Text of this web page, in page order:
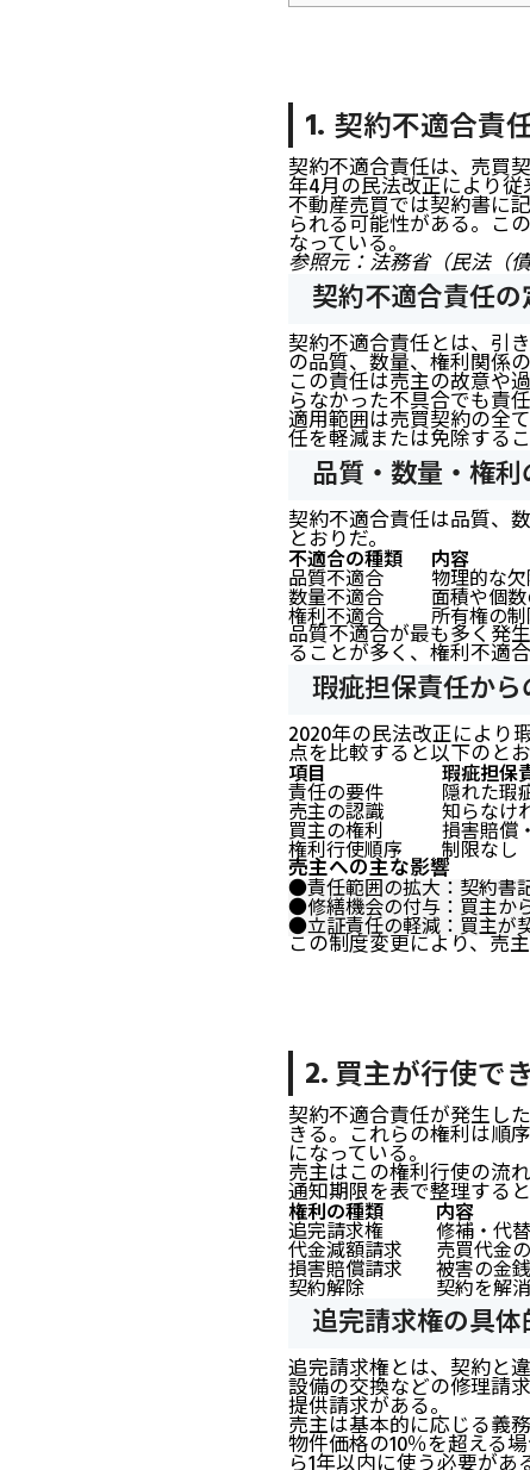
契約不適合責
契約不適合責任は、売買
年4月の民法改正により
不動産売買では契約書に
られる可能性がある。こ
なっている。
参照元： 法務省（民法（
契約不適合責任
契約不適合責任とは、引
の品質、数量、権利関係
この責任は売主の故意や
らなかった不具合でも責
適用範囲は売買契約の全
任を軽減または免除する
品質・数量・権
契約不適合責任は品質、
とおりだ。
不適合の種類 内容
品質不適合 物理的な
数量不適合 面積や個
権利不適合 所有権の
品質不適合が最も多く発
ることが多く、権利不適
瑕疵担保責任か
2020年の民法改正により
点を比較すると以下のとお
項目 瑕疵担保
責任の要件 隠れた瑕
売主の認識 知らなけ
買主の権利 損害賠償
権利行使順序 制限なし
売主への主な影響
●責任範囲の拡大：契約書
●修繕機会の付与：買主か
●立証責任の軽減：買主が
この制度変更により、売
買主が行使で
契約不適合責任が発生し
きる。これらの権利は順
になっている。
売主はこの権利行使の流
通知期限を表で整理すると
権利の種類 内容
追完請求権 修補・代
代金減額請求 売買代金
損害賠償請求 被害の金
契約解除 契約を解
追完請求権の具
追完請求権とは、契約と
設備の交換などの修理請
提供請求がある。
売主は基本的に応じる義
物件価格の10％を超える